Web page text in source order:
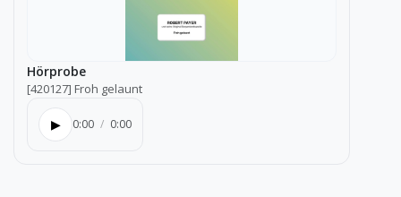
Hörprobe
[420127] Froh gelaunt
▶ 0:00 / 0:00